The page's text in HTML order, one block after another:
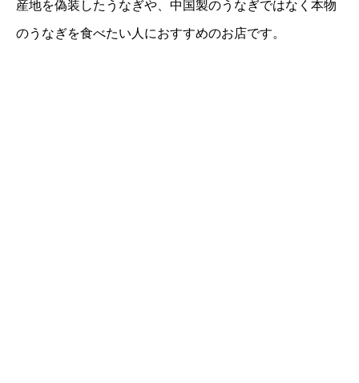
産地を偽装したうなぎや、中国製のうなぎではなく本物
のうなぎを食べたい人におすすめのお店です。